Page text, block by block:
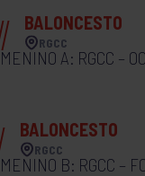
BALONCESTO
RGCC
A: RGCC –
BALONCESTO
RGCC
B: RGCC –